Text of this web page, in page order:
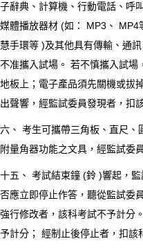
子辭典、計算機、行動電話、呼
媒體播放器材 (如： MP3、
慧手環等 )及其他具有傳輸、通
不准攜入試場。 若不慎攜入試
地板上；電子產品須先關機或拔
出聲響，經監試委員發現者，扣
六、 考生可攜帶三角板、直尺
附量角器功能之文具，經監試委
十五、 考試結束鐘 (鈴 )響起，
否應立即停止作答，聽從監試委
強行修改者，該科考試不予計分
予計分； 經制止後停止者，扣該